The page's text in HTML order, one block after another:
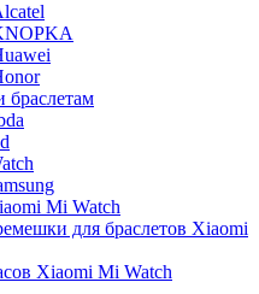
браслетам
Mi Watch
для браслетов Xiaomi
Xiaomi Mi Watch